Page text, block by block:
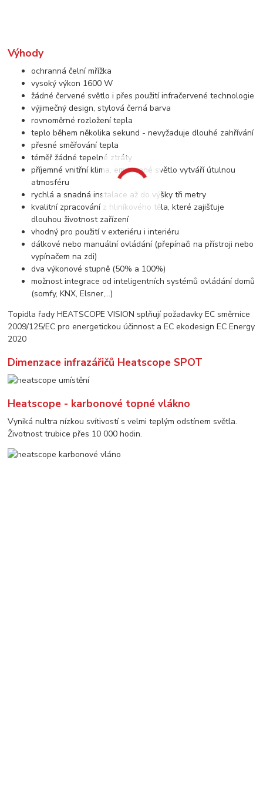
Výhody
ochranná čelní mřížka
vysoký výkon 1600 W
žádné červené světlo i přes použití infračervené technologie
výjimečný design, stylová černá barva
rovnoměrné rozložení tepla
teplo během několika sekund - nevyžaduje dlouhé zahřívání
přesné směřování tepla
téměř žádné tepelné ztráty
příjemné vnitřní klima, emitované světlo vytváří útulnou
atmosféru
rychlá a snadná instalace až do výšky tři metry
kvalitní zpracování z hliníkového těla, které zajišťuje
dlouhou životnost zařízení
vhodný pro použití v exteriéru i interiéru
dálkové nebo manuální ovládání (přepínači na přístroji nebo
vypínačem na zdi)
dva výkonové stupně (50% a 100%)
možnost integrace od inteligentních systémů ovládání domů
(somfy, KNX, Elsner,...)
Topidla řady HEATSCOPE VISION splňují požadavky EC směrnice
2009/125/EC pro energetickou účinnost a EC ekodesign EC Energy
2020
Dimenzace infrazářičů Heatscope SPOT
Heatscope - karbonové topné vlákno
Vyniká nultra nízkou svítivostí s velmi teplým odstínem světla.
Životnost trubice přes 10 000 hodin.